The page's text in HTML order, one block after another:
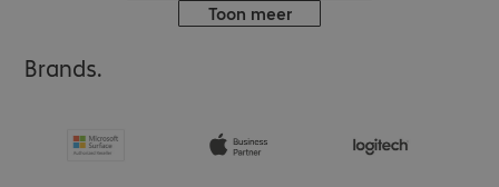
Toon meer
Brands.